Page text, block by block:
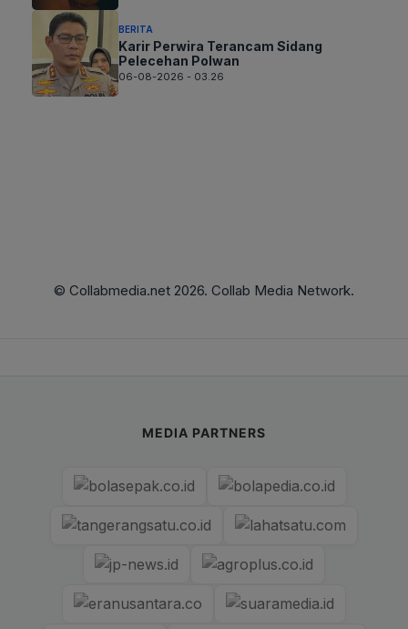
BERITA
Karir Perwira Terancam Sidang
Pelecehan Polwan
06-08-2026 - 03.26
© Collabmedia.net 2026. Collab Media Network.
MEDIA PARTNERS